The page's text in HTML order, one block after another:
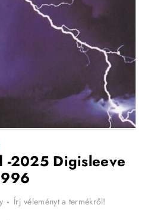
-2025 Digisleeve
- Írj véleményt a termékről!